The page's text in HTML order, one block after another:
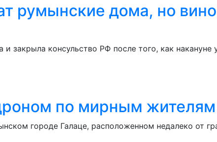
румынские дома, но
закрыла консульство РФ после того, как
по мирным
городе Галаце, расположенном недалеко от